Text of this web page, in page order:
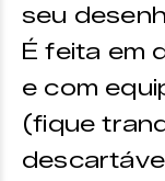
seu
É feita em
e com
(fique